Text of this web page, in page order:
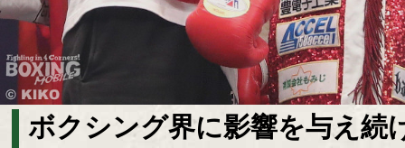
ボクシング界に影響を与え続